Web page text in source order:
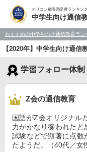
オリコン顧客満足度ランキン
中学生向け通信
おすすめの中学生向け通信教育ラン
【2020年】中学生向け通
学習フォロー体
Z会の通信教育
国語がZ会オリジナル
力がかなり養われたと
試験などで顕著に点数
たようだ。（40代／女